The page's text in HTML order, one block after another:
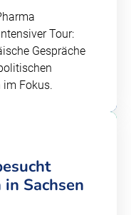
Tour:
Gespräche
im Fokus.
Sachsen